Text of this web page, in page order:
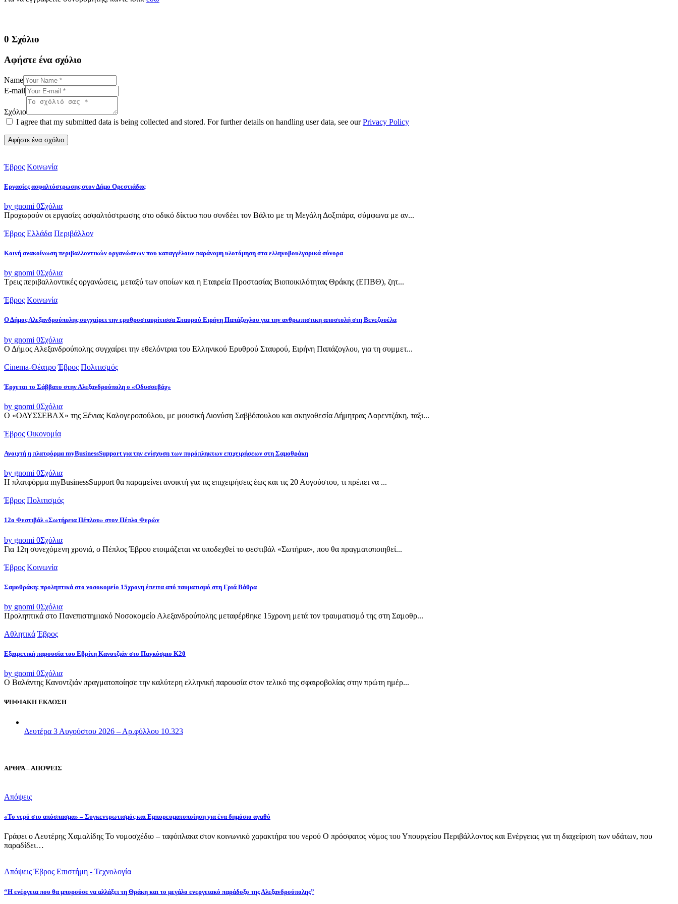
0 Σχόλιο
Αφήστε ένα σχόλιο
Name
E-mail
Σχόλιο
I agree that my submitted data is being collected and stored. For further details on handling user data, see ourPrivacy Policy
Έβρος Κοινωνία
Εργασίες ασφαλτόστρωσης στον Δήμο Ορεστιάδας
by gnomi 0Σχόλια
Προχωρούν οι εργασίες ασφαλτόστρωσης στο οδικό δίκτυο που συνδέει τον Βάλτο με τη Μεγάλη Δοξιπάρα, σύμφωνα με αν...
Έβρος Ελλάδα Περιβάλλον
Κοινή ανακοίνωση περιβαλλοντικών οργανώσεων που καταγγέλουν παράνομη υλοτόμηση στα ελληνοβουλγαρικά σύνορα
by gnomi 0Σχόλια
Τρεις περιβαλλοντικές οργανώσεις, μεταξύ των οποίων και η Εταιρεία Προστασίας Βιοποικιλότητας Θράκης (ΕΠΒΘ), ζητ...
Έβρος Κοινωνία
Ο Δήμος Αλεξανδρούπολης συγχαίρει την ερυθροσταυρίτισσα Σταυρού Ειρήνη Παπάζογλου για την ανθρωπιστικη αποστολή στη Βενεζουέλα
by gnomi 0Σχόλια
Ο Δήμος Αλεξανδρούπολης συγχαίρει την εθελόντρια του Ελληνικού Ερυθρού Σταυρού, Ειρήνη Παπάζογλου, για τη συμμετ...
Cinema-Θέατρο Έβρος Πολιτισμός
Έρχεται το Σάββατο στην Αλεξανδρούπολη ο «Οδυσσεβάχ»
by gnomi 0Σχόλια
Ο «ΟΔΥΣΣΕΒΑΧ» της Ξένιας Καλογεροπούλου, με μουσική Διονύση Σαββόπουλου και σκηνοθεσία Δήμητρας Λαρεντζάκη, ταξι...
Έβρος Οικονομία
Ανοιχτή η πλατφόρμα myBusinessSupport για την ενίσχυση των πυρόπληκτων επιχειρήσεων στη Σαμοθράκη
by gnomi 0Σχόλια
Η πλατφόρμα myBusinessSupport θα παραμείνει ανοικτή για τις επιχειρήσεις έως και τις 20 Αυγούστου, τι πρέπει να ...
Έβρος Πολιτισμός
12ο Φεστιβάλ «Σωτήρεια Πέπλου» στον Πέπλο Φερών
by gnomi 0Σχόλια
Για 12η συνεχόμενη χρονιά, ο Πέπλος Έβρου ετοιμάζεται να υποδεχθεί το φεστιβάλ «Σωτήρια», που θα πραγματοποιηθεί...
Έβρος Κοινωνία
Σαμοθράκη: προληπτικά στο νοσοκομείο 15χρονη έπειτα από ταυματισμό στη Γριά Βάθρα
by gnomi 0Σχόλια
Προληπτικά στο Πανεπιστημιακό Νοσοκομείο Αλεξανδρούπολης μεταφέρθηκε 15χρονη μετά τον τραυματισμό της στη Σαμοθρ...
Αθλητικά Έβρος
Εξαιρετική παρουσία του Εβρίτη Κανοτζιάν στο Παγκόσμιο Κ20
by gnomi 0Σχόλια
Ο Βαλάντης Κανοντζιάν πραγματοποίησε την καλύτερη ελληνική παρουσία στον τελικό της σφαιροβολίας στην πρώτη ημέρ...
ΨΗΦΙΑΚΗ ΕΚΔΟΣΗ
Δευτέρα 3 Αυγούστου 2026 – Αρ.φύλλου 10.323
ΑΡΘΡΑ – ΑΠΟΨΕΙΣ
Απόψεις
«Το νερό στο απόσπασμα» – Συγκεντρωτισμός και Εμπορευματοποίηση για ένα δημόσιο αγαθό
Γράφει ο Λευτέρης Χαμαλίδης Το νομοσχέδιο – ταφόπλακα στον κοινωνικό χαρακτήρα του νερού Ο πρόσφατος νόμος του Υπουργείου Περιβάλλοντος και Ενέργειας για τη διαχείριση των υδάτων, που
παραδίδει…
Απόψεις Έβρος Επιστήμη - Τεχνολογία
“Η ενέργεια που θα μπορούσε να αλλάξει τη Θράκη και το μεγάλο ενεργειακό παράδοξο της Αλεξανδρούπολης”